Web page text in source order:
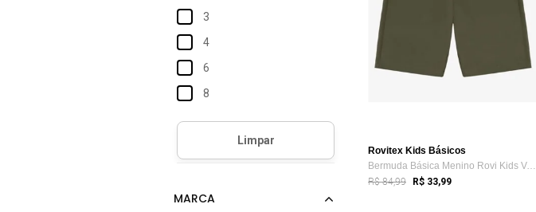
3
4
6
8
8.0
14
Rovitex Kids Básicos
Bermuda Básica Menino Rovi Kids Verde
R$ 84,99 R$ 33,99